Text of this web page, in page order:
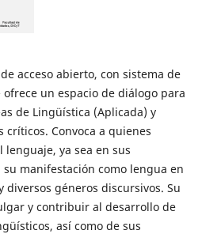
acceso abierto, con sistema de
un espacio de diálogo para
de Lingüística (Aplicada) y
Convoca a quienes
ya sea en sus
manifestación como lengua en
diversos géneros discursivos. Su
y contribuir al desarrollo de
así como de sus